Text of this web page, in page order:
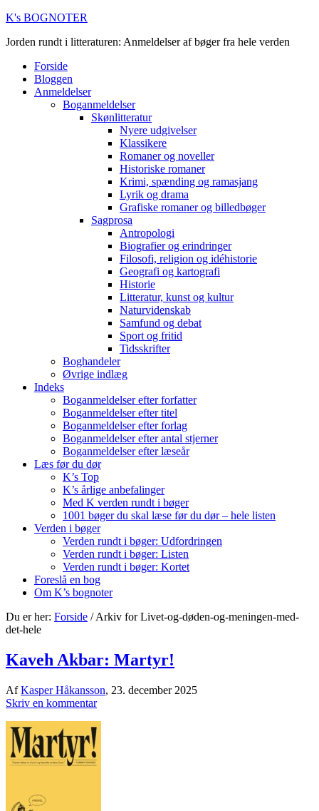
K's BOGNOTER
Jorden rundt i litteraturen: Anmeldelser af bøger fra hele verden
Forside
Bloggen
Anmeldelser
Boganmeldelser
Skønlitteratur
Nyere udgivelser
Klassikere
Romaner og noveller
Historiske romaner
Krimi, spænding og ramasjang
Lyrik og drama
Grafiske romaner og billedbøger
Sagprosa
Antropologi
Biografier og erindringer
Filosofi, religion og idéhistorie
Geografi og kartografi
Historie
Litteratur, kunst og kultur
Naturvidenskab
Samfund og debat
Sport og fritid
Tidsskrifter
Boghandeler
Øvrige indlæg
Indeks
Boganmeldelser efter forfatter
Boganmeldelser efter titel
Boganmeldelser efter forlag
Boganmeldelser efter antal stjerner
Boganmeldelser efter læseår
Læs før du dør
K’s Top
K’s årlige anbefalinger
Med K verden rundt i bøger
1001 bøger du skal læse før du dør – hele listen
Verden i bøger
Verden rundt i bøger: Udfordringen
Verden rundt i bøger: Listen
Verden rundt i bøger: Kortet
Foreslå en bog
Om K’s bognoter
Du er her: Forside /Arkiv for Livet-og-døden-og-meningen-med-
det-hele
Kaveh Akbar: Martyr!
AfKasper Håkansson, 23. december 2025
Skriv en kommentar